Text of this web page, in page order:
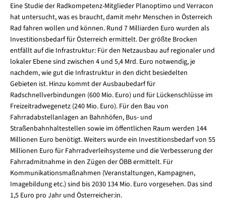
Eine Studie der Radkompetenz-Mitglieder Planoptimo und Verracon
hat untersucht, was es braucht, damit mehr Menschen in Österreich
Rad fahren wollen und können. Rund 7 Milliarden Euro wurden als
Investitionsbedarf für Österreich ermittelt. Der größte Brocken
entfällt auf die Infrastruktur: Für den Netzausbau auf regionaler und
lokaler Ebene sind zwischen 4 und 5,4 Mrd. Euro notwendig, je
nachdem, wie gut die Infrastruktur in den dicht besiedelten
Gebieten ist. Hinzu kommt der Ausbaubedarf für
Radschnellverbindungen (600 Mio. Euro) und für Lückenschlüsse im
Freizeitradwegenetz (240 Mio. Euro). Für den Bau von
Fahrradabstellanlagen an Bahnhöfen, Bus- und
Straßenbahnhaltestellen sowie im öffentlichen Raum werden 144
Millionen Euro benötigt. Weiters wurde ein Investitionsbedarf von 55
Millionen Euro für Fahrradverleihsysteme und die Verbesserung der
Fahrradmitnahme in den Zügen der ÖBB ermittelt. Für
Kommunikationsmaßnahmen (Veranstaltungen, Kampagnen,
Imagebildung etc.) sind bis 2030 134 Mio. Euro vorgesehen. Das sind
1,5 Euro pro Jahr und Österreicher:in.